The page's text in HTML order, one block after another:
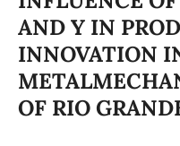
AND Y IN
INNOVATION
OF RIO